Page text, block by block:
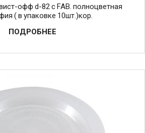
офф d-82 с FAB. полноцветная
( в упаковке 10шт.)кор.
ПОДРОБНЕЕ